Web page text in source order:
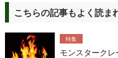
こちらの記事もよく読ま
特集
モンスタークレ